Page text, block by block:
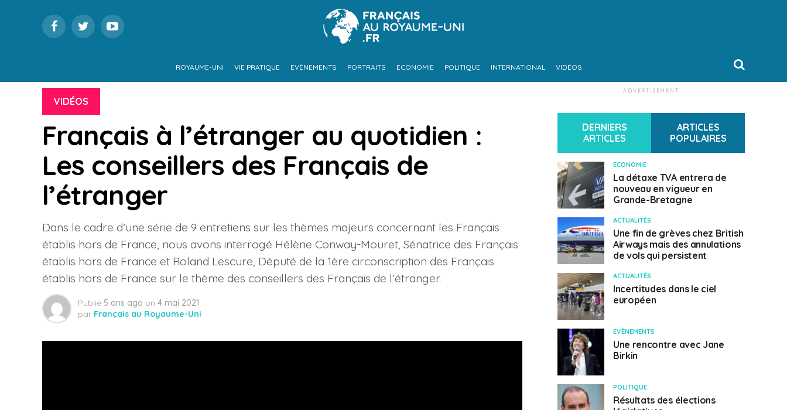
ROYAUME-UNI VIE PRATIQUE EVÈNEMENTS PORTRAITS ECONOMIE POLITIQUE INTERNATIONAL VIDÉOS
VIDÉOS
Français à l’étranger au quotidien :
Les conseillers des Français de
l’étranger
Dans le cadre d’une série de 9 entretiens sur les thèmes majeurs concernant les Français
établis hors de France, nous avons interrogé Hélène Conway-Mouret, Sénatrice des Français
établis hors de France et Roland Lescure, Député de la 1ère circonscription des Français
établis hors de France sur le thème des conseillers des Français de l’étranger.
Publié 5 ans ago on 4 mai 2021
par Français au Royaume-Uni
ADVERTISEMENT
DERNIERS
ARTICLES
ARTICLES
POPULAIRES
ECONOMIE
La détaxe TVA entrera de
nouveau en vigueur en
Grande-Bretagne
ACTUALITÉS
Une fin de grèves chez British
Airways mais des annulations
de vols qui persistent
ACTUALITÉS
Incertitudes dans le ciel
européen
EVÈNEMENTS
Une rencontre avec Jane
Birkin
POLITIQUE
Résultats des élections